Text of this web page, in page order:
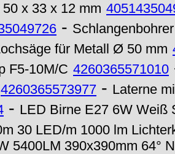
x 33 x 12 mm
-
für Metall Ø 50 mm
F5-10M/C 4260365571010
4260365573977 - Laterne
- LED Birne E27 6W Weiß
30 LED/m 1000 lm
5400LM 390x390mm 64°